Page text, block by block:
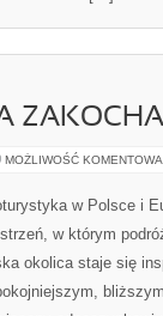
MOŻLIWOŚĆ
w Polsce i
w którym
okolica staje się